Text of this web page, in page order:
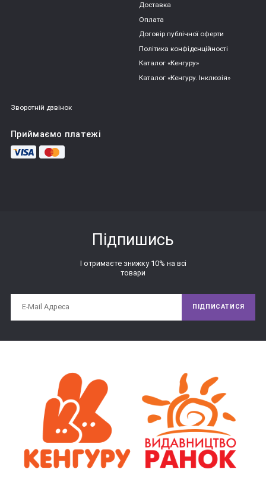
Доставка
Оплата
Договір публічної оферти
Політика конфіденційності
Каталог «Кенгуру»
Каталог «Кенгуру. Інклюзія»
Зворотній дзвінок
Приймаємо платежі
Підпишись
І отримаєте знижку 10% на всі
товари
ПІДПИСАТИСЯ